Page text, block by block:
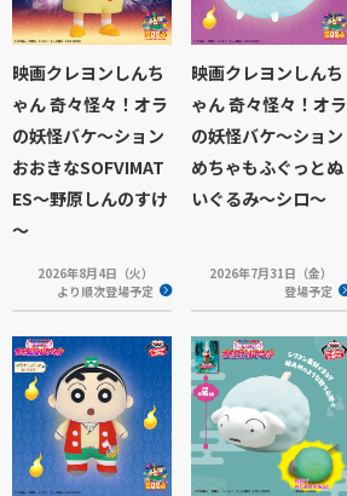
映画クレヨンしんち
ゃん 奇々怪々！オラ
の妖怪バケ～ション
おおきなSOFVIMAT
ES～野原しんのすけ
～
2026年8月4日（火）
より順次登場予定
映画クレヨンしんち
ゃん 奇々怪々！オラ
の妖怪バケ～ション
めちゃもふぐっとぬ
いぐるみ～シロ～
2026年7月31日（金）
登場予定